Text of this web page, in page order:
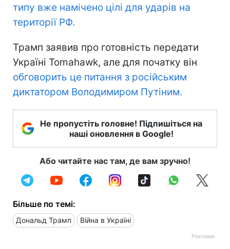
типу вже намічено цілі для ударів на
території РФ.
Трамп заявив про готовність передати
Україні Tomahawk, але для початку він
обговорить це питання з російським
диктатором Володимиром Путіним.
Не пропустіть головне! Підпишіться на
наші оновлення в Google!
Або читайте нас там, де вам зручно!
Більше по темі:
Дональд Трамп Війна в Україні